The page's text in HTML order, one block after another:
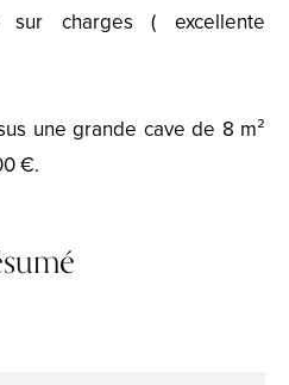
sur charges ( excellente
une grande cave de 8 m²
€.